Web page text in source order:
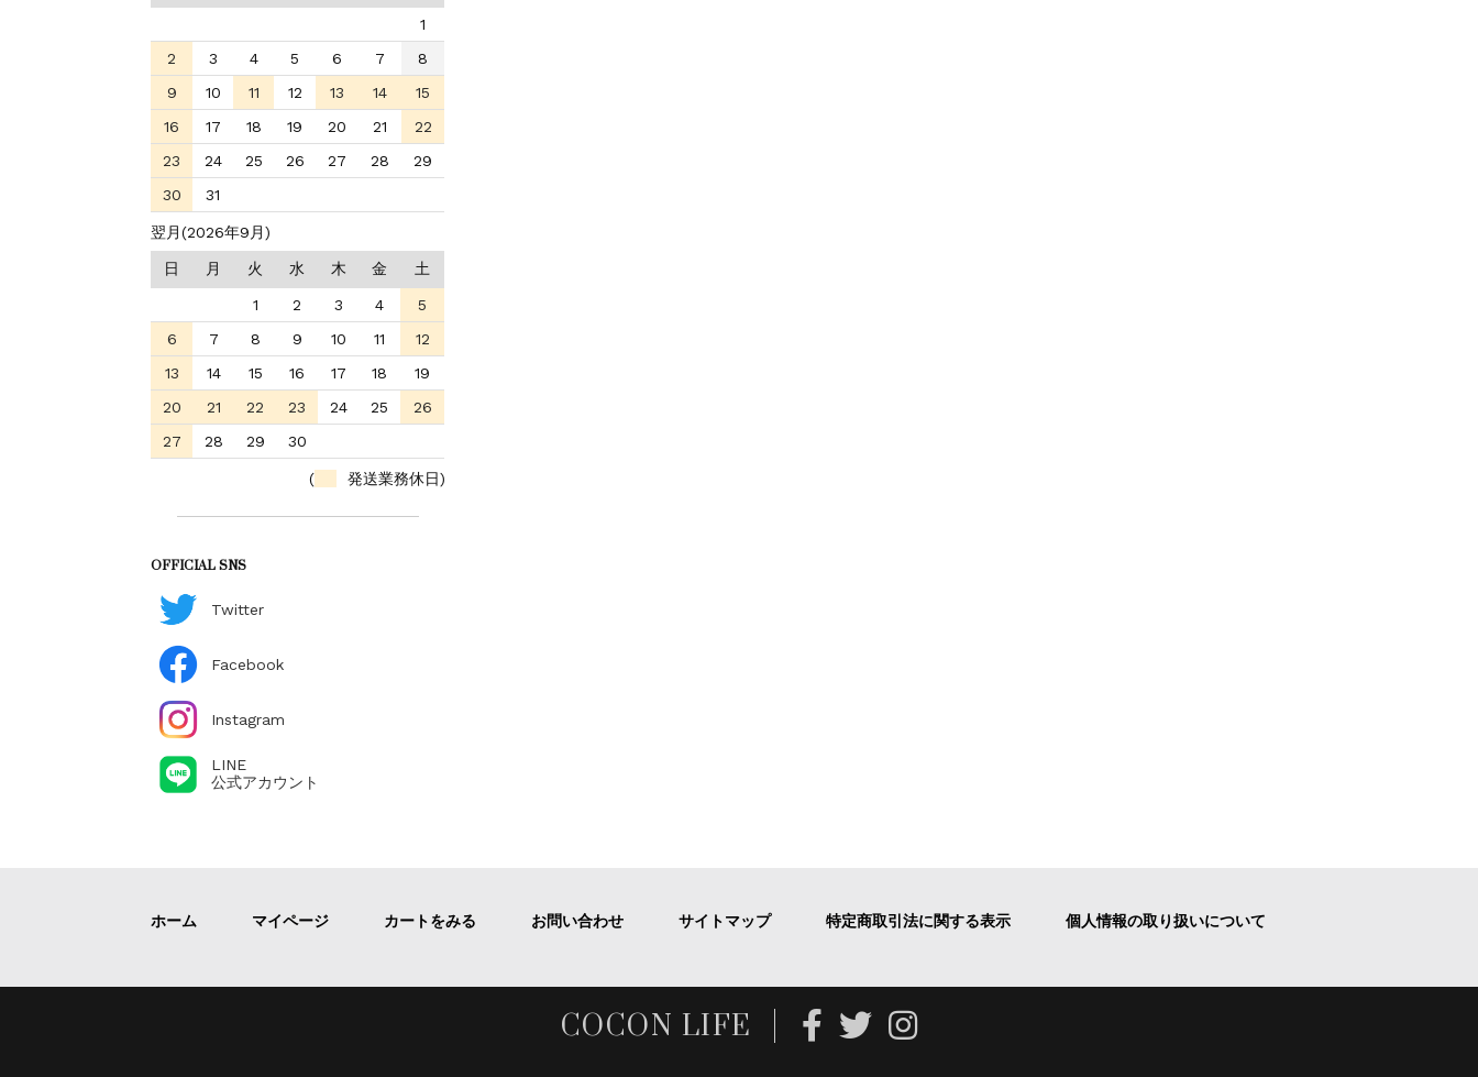
1
2
3 4 5 6 7
8
9
10 11 12 13 14
15
16
17 18 19 20 21
22
23
24 25 26 27 28
29
30
31
翌月(2026年9月)
日 月 火 水 木 金 土
1 2 3 4
5
6
7 8 9 10 11
12
13
14 15 16 17 18
19
20
21 22 23 24 25
26
27
28 29 30
( 発送業務休日)
OFFICIAL SNS
Twitter
Facebook
Instagram
LINE
公式アカウント
ホーム マイページ カートをみる お問い合わせ サイトマップ 特定商取引法に関する表示 個人情報の取り扱いについて
COCON LIFE